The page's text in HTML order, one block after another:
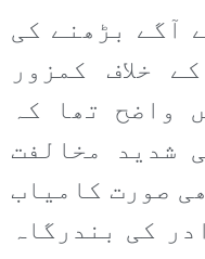
آگے بڑھنے کی
خلاف کمزور
واضح تھا کہ
شدید مخالفت
صورت کامیاب
کی بندرگاہ